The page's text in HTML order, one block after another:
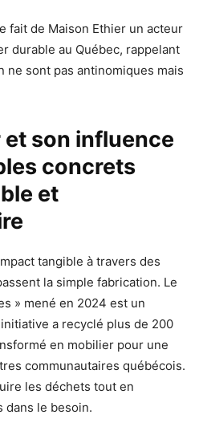
fait de Maison Ethier un acteur
durable au Québec, rappelant
ne sont pas antinomiques mais
son influence
concrets
et
tangible à travers des
la simple fabrication. Le
» mené en 2024 est un
a recyclé plus de 200
en mobilier pour une
communautaires québécois.
les déchets tout en
dans le besoin.